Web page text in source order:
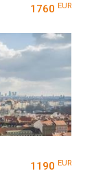
1760 EUR
1190 EUR